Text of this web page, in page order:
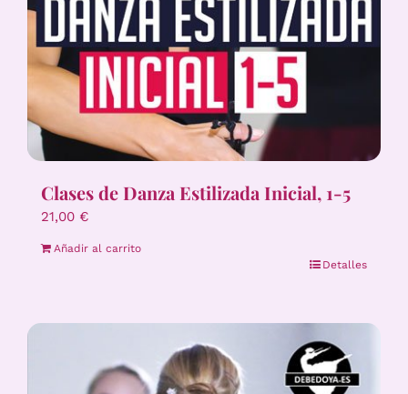
Clases de Danza Estilizada Inicial, 1-5
21,00 €
Añadir al carrito
Detalles